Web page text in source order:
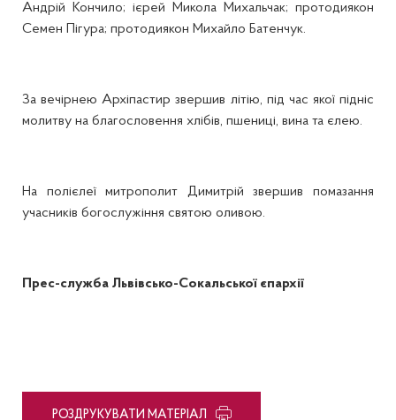
Андрій Кончило; ієрей Микола Михальчак; протодиякон
Семен Пігура; протодиякон Михайло Батенчук.
За вечірнею Архіпастир звершив літію, під час якої підніс
молитву на благословення хлібів, пшениці, вина та єлею.
На полієлеї митрополит Димитрій звершив помазання
учасників богослужіння святою оливою.
Прес-служба Львівсько-Сокальської єпархії
PОЗДРУКУВАТИ МАТЕРІАЛ